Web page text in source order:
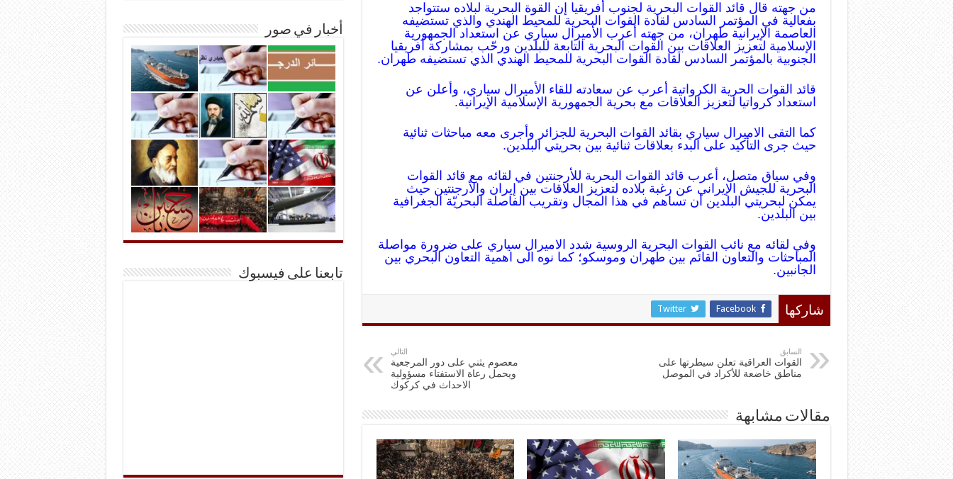
من جهته قال قائد القوات البحرية لجنوب أفريقيا إن القوة البحرية لبلاده ستتواجد
بفعالية في المؤتمر السادس لقادة القوات البحرية للمحيط الهندي والذي تستضيفه
العاصمة الإيرانية طهران، من جهته أعرب الأميرال سياري عن استعداد الجمهورية
الإسلامية لتعزيز العلاقات بين القوات البحرية التابعة للبلدين ورحّب بمشاركة أفريقيا
الجنوبية بالمؤتمر السادس لقادة القوات البحرية للمحيط الهندي الذي تستضيفه طهران.
قائد القوات الحرية الكرواتية أعرب عن سعادته للقاء الأميرال سياري، وأعلن عن
استعداد كرواتيا لتعزيز العلاقات مع بحرية الجمهورية الإسلامية الإيرانية.
كما التقى الاميرال سياري بقائد القوات البحرية للجزائر وأجرى معه مباحثات ثنائية
حيث جرى التأكيد على البدء بعلاقات ثنائية بين بحريتي البلدين.
وفي سياق متصل، أعرب قائد القوات البحرية للأرجنتين في لقائه مع قائد القوات
البحرية للجيش الإيراني عن رغبة بلاده لتعزيز العلاقات بين إيران والأرجنتين حيث
يمكن لبحريتي البلدين أن تساهم في هذا المجال وتقريب الفاصلة البحريّة الجغرافية
بين البلدين.
وفي لقائه مع نائب القوات البحرية الروسية شدد الاميرال سياري على ضرورة مواصلة
المباحثات والتعاون القائم بين طهران وموسكو؛ كما نوه الى اهمية التعاون البحري بين
الجانبين.
شاركها Facebook
Twitter
السابق
القوات العراقية تعلن سيطرتها على
مناطق خاضعة للأكراد في الموصل
التالي
معصوم يثني على دور المرجعية
ويحمل رعاة الاستفتاء مسؤولية
الاحداث في كركوك
مقالات مشابهة
أخبار في صور
تابعنا على فيسبوك